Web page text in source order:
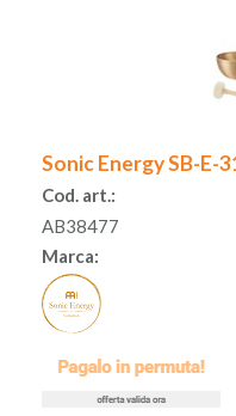
Sonic Energy SB-E-
Cod. art.:
AB38477
Marca: